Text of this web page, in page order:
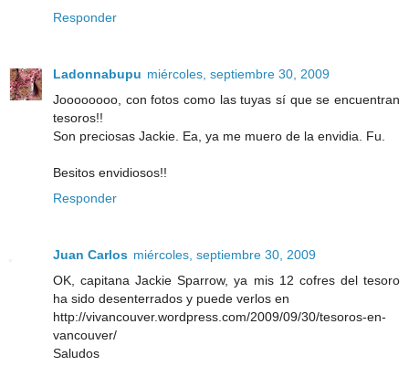
Responder
Ladonnabupu miércoles, septiembre 30, 2009
Joooooooo, con fotos como las tuyas sí que se encuentran
tesoros!!
Son preciosas Jackie. Ea, ya me muero de la envidia. Fu.
Besitos envidiosos!!
Responder
Juan Carlos miércoles, septiembre 30, 2009
OK, capitana Jackie Sparrow, ya mis 12 cofres del tesoro
ha sido desenterrados y puede verlos en
http://vivancouver.wordpress.com/2009/09/30/tesoros-en-
vancouver/
Saludos